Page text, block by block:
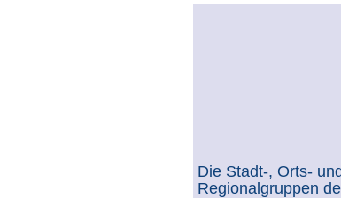
Die Stadt-, Orts-
Regionalgruppen